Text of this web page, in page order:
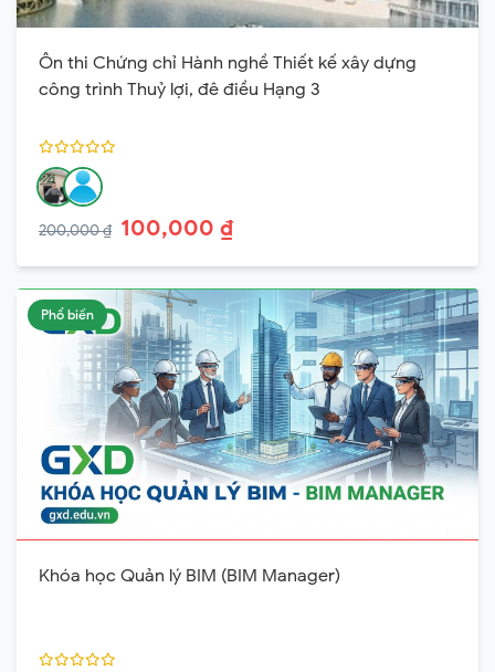
Ôn thi Chứng chỉ Hành nghề Thiết kế xây dựng
công trình Thuỷ lợi, đê điều Hạng 3
200,000 ₫ 100,000 ₫
Phổ biến
Khóa học Quản lý BIM (BIM Manager)